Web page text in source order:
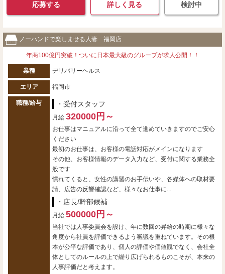
応募する 詳しく見る 検討中
ノーハンドで楽しませる人妻 福岡店
年商100億円突破！ついに日本最大級のグループが求人公開！！
業種 デリバリーヘルス
エリア 福岡市
職種/給与 ・受付スタッフ
月給 320000円～
お仕事はマニュアルに沿って全て進めていきますのでご安心
ください
最初のお仕事は、お客様の電話対応がメインになります
その他、お客様情報のデータ入力など、受付に関する業務全
般です
慣れてくると、女性の講習のお手伝いや、各媒体への取材要
請、広告の反響確認など、様々なお仕事に...
・店長/幹部候補
月給 500000円～
当社では人事委員会を設け、年に数回の昇給の時期に様々な
角度から社員を評価できるよう審議を重ねています。その根
本が公平な評価であり、個人の評価や価値観でなく、会社全
体としてのルールの上で繰り広げられるものこそが、本来の
人事評価だと考えます。